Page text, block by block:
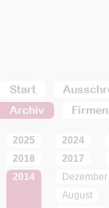
Start
Archiv
Firmen
2025 2024
2018
2017
2014
Dezember
August